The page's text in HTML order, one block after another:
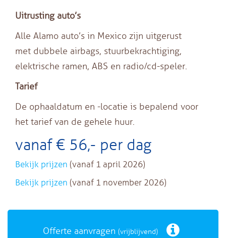
Uitrusting auto’s
Alle Alamo auto’s in Mexico zijn uitgerust
met dubbele airbags, stuurbekrachtiging,
elektrische ramen, ABS en radio/cd-speler.
Tarief
De ophaaldatum en -locatie is bepalend voor
het tarief van de gehele huur.
vanaf € 56,- per dag
Bekijk prijzen (vanaf 1 april 2026)
Bekijk prijzen (vanaf 1 november 2026)
Offerte aanvragen (vrijblijvend)